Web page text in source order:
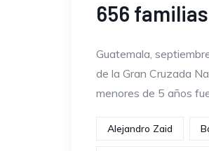
656
Guatemala,
de la Gran Cruzada
menores de 5 años
Alejandro Zaid